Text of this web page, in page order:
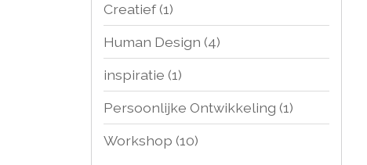
Creatief(1)
Human Design (4)
inspiratie (1)
Persoonlijke Ontwikkeling (1)
Workshop (10)